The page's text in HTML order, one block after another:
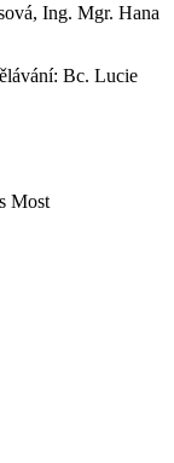
Ing. Mgr. Hana
Bc. Lucie
Most